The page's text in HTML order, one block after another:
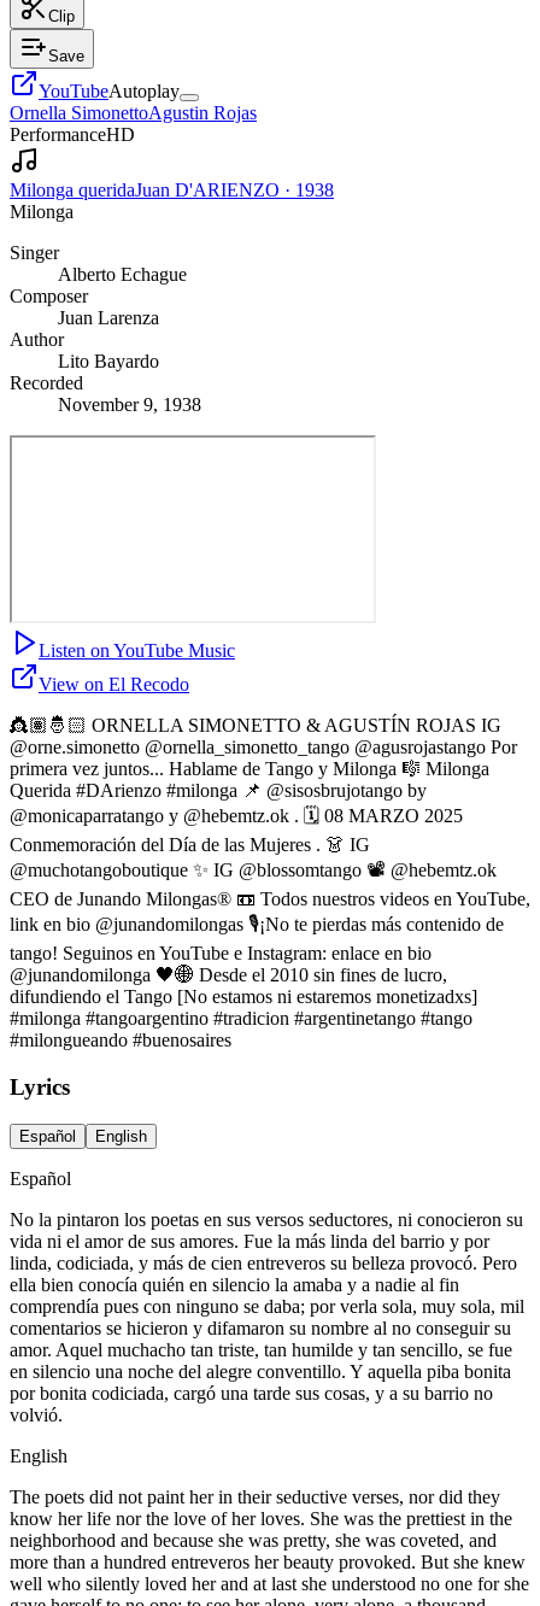
Clip
Save
YouTubeAutoplay
Ornella SimonettoAgustin Rojas
PerformanceHD
Milonga queridaJuan D'ARIENZO · 1938
Milonga
Singer
Alberto Echague
Composer
Juan Larenza
Author
Lito Bayardo
Recorded
November 9, 1938
Listen on YouTube Music
View on El Recodo
👸🏽🤴🏻 ORNELLA SIMONETTO & AGUSTÍN ROJAS IG
@orne.simonetto @ornella_simonetto_tango @agusrojastango Por
primera vez juntos... Hablame de Tango y Milonga 🎼 Milonga
Querida #DArienzo #milonga 📌 @sisosbrujotango by
@monicaparratango y @hebemtz.ok . 🗓 08 MARZO 2025
Conmemoración del Día de las Mujeres . 👗 IG
@muchotangoboutique ✨️ IG @blossomtango 📽 @hebemtz.ok
CEO de Junando Milongas® 📼 Todos nuestros videos en YouTube,
link en bio @junandomilongas 🎙¡No te pierdas más contenido de
tango! Seguinos en YouTube e Instagram: enlace en bio
@junandomilonga 🖤🌐 Desde el 2010 sin fines de lucro,
difundiendo el Tango [No estamos ni estaremos monetizadxs]
#milonga #tangoargentino #tradicion #argentinetango #tango
#milongueando #buenosaires
Lyrics
Español English
Español
No la pintaron los poetas en sus versos seductores, ni conocieron su
vida ni el amor de sus amores. Fue la más linda del barrio y por
linda, codiciada, y más de cien entreveros su belleza provocó. Pero
ella bien conocía quién en silencio la amaba y a nadie al fin
comprendía pues con ninguno se daba; por verla sola, muy sola, mil
comentarios se hicieron y difamaron su nombre al no conseguir su
amor. Aquel muchacho tan triste, tan humilde y tan sencillo, se fue
en silencio una noche del alegre conventillo. Y aquella piba bonita
por bonita codiciada, cargó una tarde sus cosas, y a su barrio no
volvió.
English
The poets did not paint her in their seductive verses, nor did they
know her life nor the love of her loves. She was the prettiest in the
neighborhood and because she was pretty, she was coveted, and
more than a hundred entreveros her beauty provoked. But she knew
well who silently loved her and at last she understood no one for she